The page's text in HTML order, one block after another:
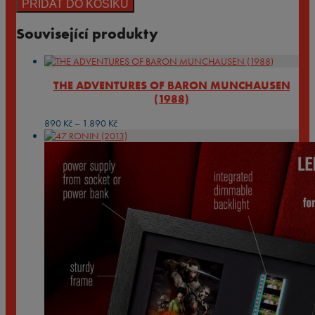
PŘIDAT DO KOŠÍKU
Související produkty
THE ADVENTURES OF BARON MUNCHAUSEN
(1988)
890 Kč – 1.890 KčRozpětí
cen: